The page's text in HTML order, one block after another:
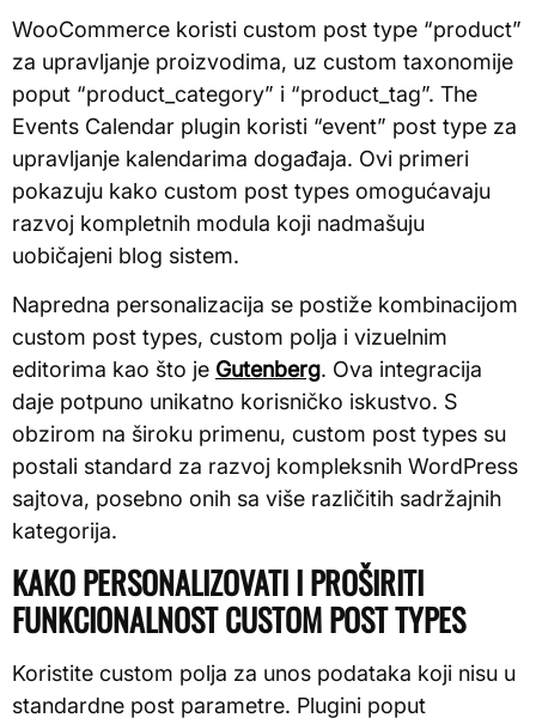
WooCommerce koristi custom post type “product”
za upravljanje proizvodima, uz custom taxonomije
poput “product_category” i “product_tag”. The
Events Calendar plugin koristi “event” post type za
upravljanje kalendarima događaja. Ovi primeri
pokazuju kako custom post types omogućavaju
razvoj kompletnih modula koji nadmašuju
uobičajeni blog sistem.
Napredna personalizacija se postiže kombinacijom
custom post types, custom polja i vizuelnim
editorima kao što je Gutenberg. Ova integracija
daje potpuno unikatno korisničko iskustvo. S
obzirom na široku primenu, custom post types su
postali standard za razvoj kompleksnih WordPress
sajtova, posebno onih sa više različitih sadržajnih
kategorija.
KAKO PERSONALIZOVATI I PROŠIRITI
FUNKCIONALNOST CUSTOM POST TYPES
Koristite custom polja za unos podataka koji nisu u
standardne post parametre. Plugini poput